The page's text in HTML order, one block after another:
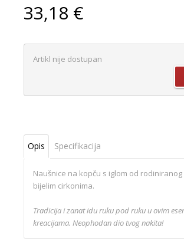
33,18 €
Artikl nije dostupan
Opis Specifikacija
Naušnice na kopču s iglom od
bijelim cirkonima.
Tradicija i zanat idu ruku pod ruku u ovim
kreacijama. Neophodan dio tvog nakita!